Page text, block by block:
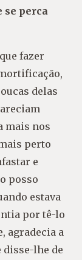
se perca
fazer
delas
mais nos
perto
e
posso
estava
por tê-lo
agradecia a
disse-lhe de